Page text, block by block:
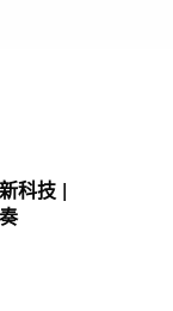
科技 |